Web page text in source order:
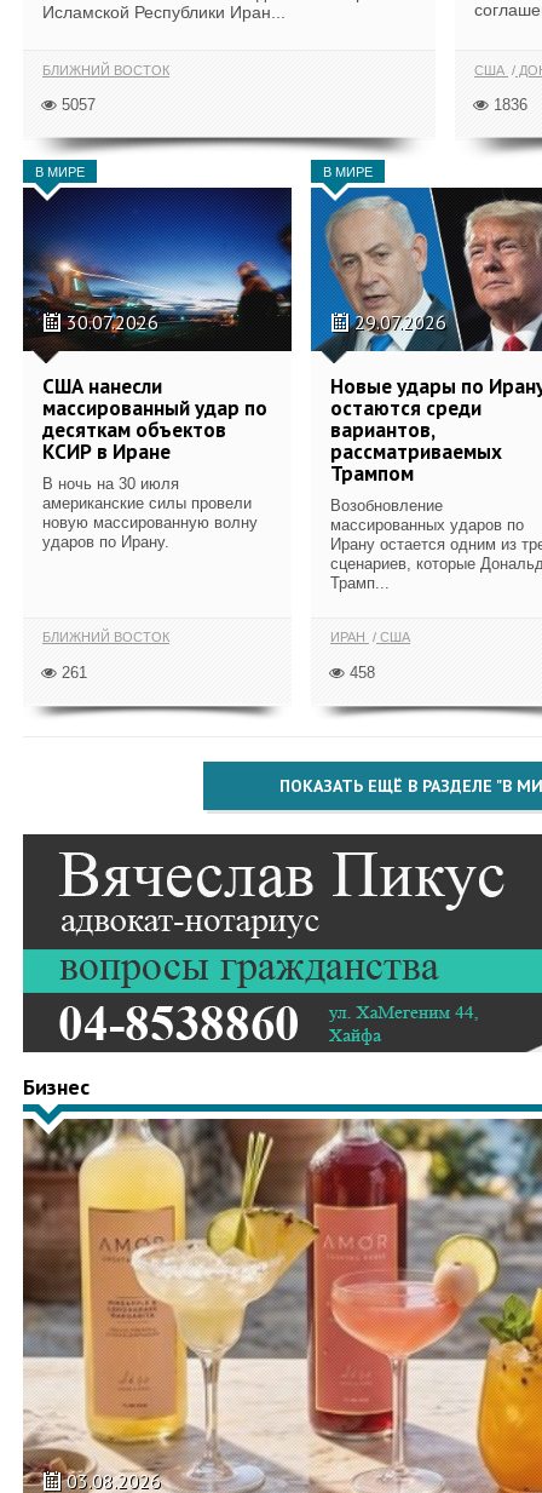
Исламской Республики Иран...
БЛИЖНИЙ ВОСТОК
5057
США
1836
В МИРЕ
30.07.2026
США нанесли
массированный удар по
десяткам объектов
КСИР в Иране
В ночь на 30 июля
американские силы провели
новую массированную волну
ударов по Ирану.
БЛИЖНИЙ ВОСТОК
261
В МИРЕ
29.07.2026
Новые удары по
остаются среди
вариантов,
рассматриваемых
Трампом
Возобновление
массированных ударов по
Ирану остается одним из
сценариев, которые
Трамп...
ИРАН США
458
ПОКАЗАТЬ ЕЩЁ В РАЗДЕЛЕ "В
Бизнес
03.08.2026